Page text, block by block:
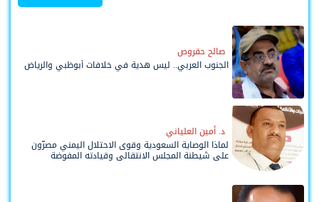
صالح حقروص
الجنوب العربي.. ليس هدية في خلافات أبوظبي والرياض
د. أمين العلياني
لماذا الوصاية السعودية وقوى الاحتلال اليمني مصرّون
على شيطنة المجلس الانتقالي وقيادته المفوضة